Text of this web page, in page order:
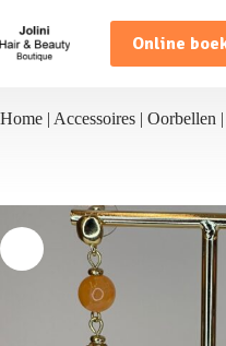
naar
de
inhoud
Online
Home | Accessoires | Oorbellen |